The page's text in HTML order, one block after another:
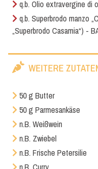
q.b. Olio extravergine di
q.b. Superbrodo manzo
„Superbrodo Casamia“) -
WEITERE
50 g Butter
50 g Parmesankäse
n.B. Weißwein
n.B. Zwiebel
n.B. Frische Petersilie